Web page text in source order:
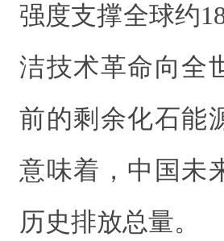
强度支撑全球约
洁技术革命向全
前的剩余化石能
意味着，中国未
历史排放总量。